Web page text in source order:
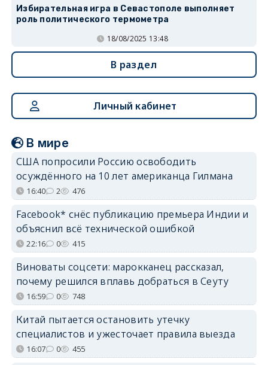
Избирательная игра в Севастополе выполняет
роль политического термометра
18/08/2025 13:48
В раздел
Личный кабинет
В мире
США попросили Россию освободить
осуждённого на 10 лет американца Гилмана
16:40 2 476
Facebook* снёс публикацию премьера Индии и
объяснил всё технической ошибкой
22:16 0 415
Виноваты соцсети: марокканец рассказал,
почему решился вплавь добраться в Сеуту
16:59 0 748
Китай пытается остановить утечку
специалистов и ужесточает правила выезда
16:07 0 455